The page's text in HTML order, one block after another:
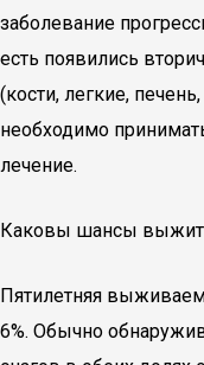
заболевание
есть появились
(кости, легкие,
необходимо
лечение.
Каковы шансы
Пятилетняя
6%. Обычно